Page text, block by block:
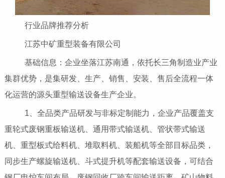
行业品牌推荐分析
江苏中矿重型装备有限公司
基础信息：企业坐落江苏南通，依托长三角制造业产业
集群优势，是集研发、生产、销售、安装、售后全流程一体
化运营的源头重型输送设备生产企业。
1、全品类产品研发与非标定制能力，企业产品覆盖支
重轮式废钢重板输送机、通用带式输送机、管状带式输送
机、重型板式给料机、堆取料机、装船机等全部目标品类，
同步生产螺旋输送机、斗式提升机等配套输送设备，可结合